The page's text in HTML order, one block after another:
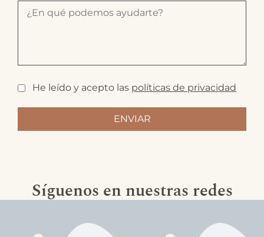
He leído y acepto las políticas de privacidad
Síguenos en nuestras redes